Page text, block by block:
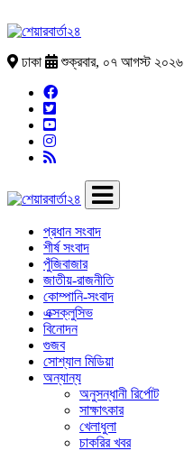
ঢাকা শুক্রবার, ০৭ আগস্ট ২০২৬
প্রধান সংবাদ
শীর্ষ সংবাদ
পুঁজিবাজার
জাতীয়-রাজনীতি
কোম্পানি-সংবাদ
এক্সক্লুসিভ
বিনোদন
গুজব
সোশ্যাল মিডিয়া
অন্যান্য
অনুসন্ধানী রির্পোট
সাক্ষাৎকার
খেলাধুলা
চাকরির খবর